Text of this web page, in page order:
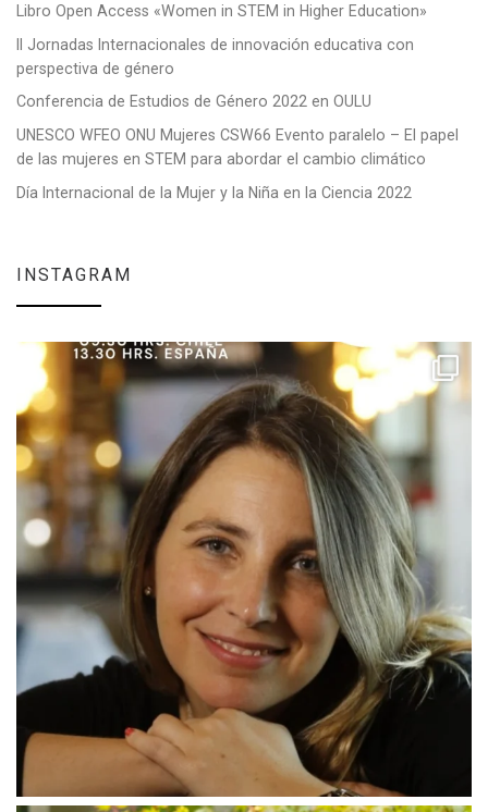
Libro Open Access «Women in STEM in Higher Education»
II Jornadas Internacionales de innovación educativa con
perspectiva de género
Conferencia de Estudios de Género 2022 en OULU
UNESCO WFEO ONU Mujeres CSW66 Evento paralelo – El papel
de las mujeres en STEM para abordar el cambio climático
Día Internacional de la Mujer y la Niña en la Ciencia 2022
INSTAGRAM